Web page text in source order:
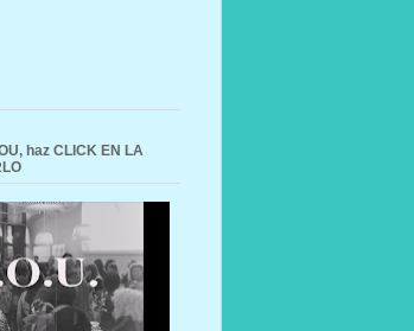
haz CLICK EN LA